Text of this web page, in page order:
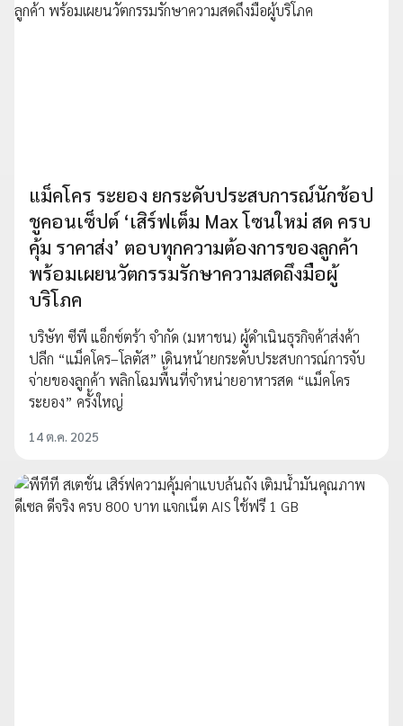
แม็คโคร ระยอง ยกระดับประสบการณ์นักช้อป
ชูคอนเซ็ปต์ ‘เสิร์ฟเต็ม Max โซนใหม่ สด ครบ
คุ้ม ราคาส่ง’ ตอบทุกความต้องการของลูกค้า
พร้อมเผยนวัตกรรมรักษาความสดถึงมือผู้
บริโภค
บริษัท ซีพี แอ็กซ์ตร้า จำกัด (มหาชน) ผู้ดำเนินธุรกิจค้าส่งค้า
ปลีก “แม็คโคร–โลตัส” เดินหน้ายกระดับประสบการณ์การจับ
จ่ายของลูกค้า พลิกโฉมพื้นที่จำหน่ายอาหารสด “แม็คโคร
ระยอง” ครั้งใหญ่
14 ต.ค. 2025